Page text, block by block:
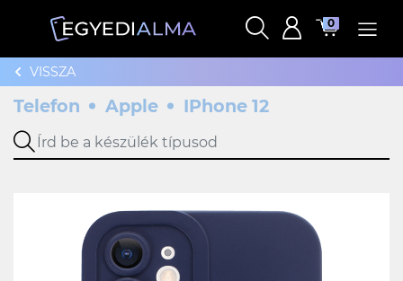
0
VISSZA
Telefon Apple IPhone 12